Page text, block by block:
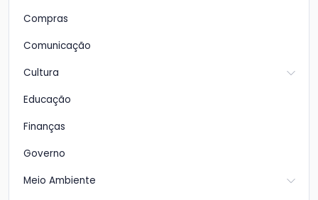
Compras
Comunicação
Cultura
Educação
Finanças
Governo
Meio Ambiente